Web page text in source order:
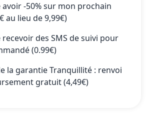
avoir -50% sur mon prochain
au lieu de 9,99€)
recevoir des SMS de suivi pour
(0.99€)
la garantie Tranquillité : renvoi
gratuit (4,49€)